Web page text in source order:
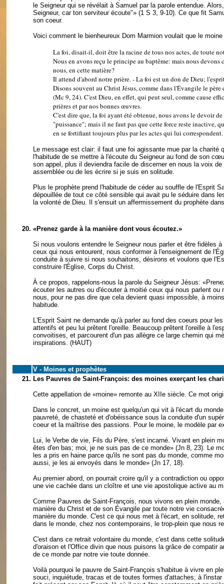
le Seigneur qui se révélait à Samuel par la parole entendue.
Seigneur, car ton serviteur écoute"» (1 S 3, 9-10). Ce que fit
son coeur.
Voici comment le bienheureux Dom Marmion voulait que le
La foi, disait-il, doit être la racine de tous nos actes, de toute
Nous en avons reçu le principe au baptême: mais nous
nous, en cette matière?
Il attend d'abord notre prière. - La foi est un don de Dieu;
Disons souvent au Christ Jésus, comme dans l'Évangile le
(Mc 9, 24). C'est Dieu, en effet, qui peut seul, comme cause
prières et par nos bonnes œuvres.
C'est dire que, la foi ayant été obtenue, nous avons le devoir
"puissance"; mais il ne faut pas que cette force reste inactive,
en se fortifiant toujours plus par les actes qui lui
Le message est clair: il faut une foi agissante mue par la
l'habitude de se mettre à l'écoute du Seigneur au fond de son
son appel, plus il deviendra facile de discerner en nous la voix
assemblée ou de les écrire si je suis en solitude.
Plus le prophète prend l'habitude de céder au souffle de l'Esprit
dépouillée de tout ce côté sensible qui avait pu le séduire dans
la volonté de Dieu. Il s'ensuit un affermissement du prophète
20. «Prenez garde à la manière dont vous écoutez.»
Si nous voulons entendre le Seigneur nous parler et être fidèles
ceux qui nous entourent, nous conformer à l'enseignement de
conduite à suivre si nous souhaitons, désirons et voulons que
construire l'Église, Corps du Christ.
À ce propos, rappelons-nous la parole du Seigneur Jésus:
écouter les autres ou d'écouter à moitié ceux qui nous parlent
nous, pour ne pas dire que cela devient quasi impossible, à
habitude.
L'Esprit Saint ne demande qu'à parler au fond des coeurs pour
attentifs et peu lui prêtent l'oreille. Beaucoup prêtent l'oreille à
convoitises, et parcourent d'un pas allègre ce large chemin qui
inspirations. (HAUT)
V - Moines et prophètes
21. Les Pauvres de Saint-François: des moines exerçant les
Cette appellation de «moine» remonte au XIIe siècle. Ce mot
Dans le concret, un moine est quelqu'un qui vit à l'écart du
pauvreté, de chasteté et d'obéissance sous la conduite d'un
coeur et la maîtrise des passions. Pour le moine, le modèle par
Lui, le Verbe de vie, Fils du Père, s'est incarné. Vivant en plein
êtes d'en bas; moi, je ne suis pas de ce monde» (Jn 8, 23). Le
les a pris en haine parce qu'ils ne sont pas du monde, comme
aussi, je les ai envoyés dans le monde» (Jn 17, 18).
Au premier abord, on pourrait croire qu'il y a contradiction ou
une vie cachée dans un cloître et une vie apostolique active au
Comme Pauvres de Saint-François, nous vivons en plein
manière du Christ et de son Évangile par toute notre vie
manière du monde. C'est ce qui nous met à l'écart, en solitude,
dans le monde, chez nos contemporains, le trop-plein que nous
C'est dans ce retrait volontaire du monde, c'est dans cette
d'oraison et l'Office divin que nous puisons la grâce de compatir
de ce monde par notre vie toute donnée.
Voilà pourquoi le pauvre de Saint-François s'habitue à vivre en
souci, inquiétude, tracas et de toutes formes d'attaches; à